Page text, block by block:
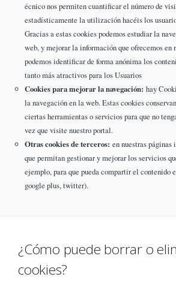
écnico nos permiten cuantificar el número de
estadísticamente la utilización hacéis los
Gracias a estas cookies podemos estudiar la
web, y mejorar la información que ofrecemos en
podemos identificar de forma anónima los
tanto más atractivos para los Usuarios
Cookies para mejorar la navegación: hay
la navegación en la web. Estas cookies
ciertas herramientas o servicios para que no
vez que visite nuestro portal.
Otras cookies de terceros: en nuestras
que permitan gestionar y mejorar los servicios
ejemplo, para que pueda compartir el contenido
google plus, twitter).
¿Cómo puede borrar o
cookies?